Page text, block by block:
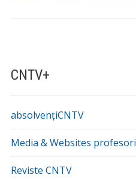
CNTV+
absolvențiCNTV
Media & Websites profesori
Reviste CNTV